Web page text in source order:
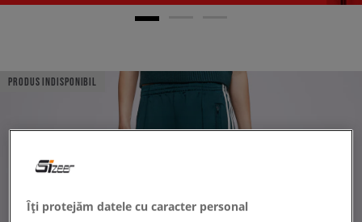
PRODUS INDISPONIBIL
Îți protejăm datele cu caracter personal